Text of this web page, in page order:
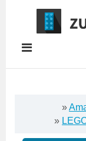
Springe
Inhalt
»
»